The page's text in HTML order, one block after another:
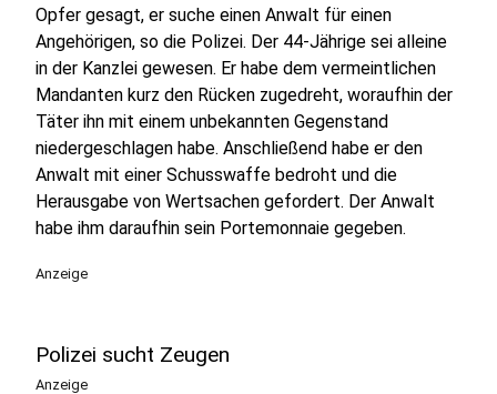
Opfer gesagt, er suche einen Anwalt für einen
Angehörigen, so die Polizei. Der 44-Jährige sei alleine
in der Kanzlei gewesen. Er habe dem vermeintlichen
Mandanten kurz den Rücken zugedreht, woraufhin der
Täter ihn mit einem unbekannten Gegenstand
niedergeschlagen habe. Anschließend habe er den
Anwalt mit einer Schusswaffe bedroht und die
Herausgabe von Wertsachen gefordert. Der Anwalt
habe ihm daraufhin sein Portemonnaie gegeben.
Anzeige
Polizei sucht Zeugen
Anzeige